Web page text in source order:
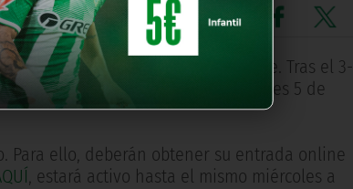
Comparte en
ronda de la UEFA Youth League. Tras el 3-
se disputará el próximo miércoles 5 de
Para ello, deberán obtener su entrada online
, estará activo hasta el mismo miércoles a